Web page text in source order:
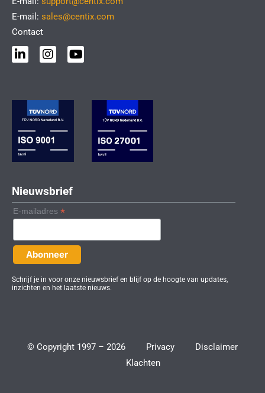
E-mail: sales@centix.com
Contact
i
n
d
n
-
i
n
n
s
g
r
a
m
o
u
Nieuwsbrief
E-mailadres *
Schrijf je in voor onze nieuwsbrief en blijf op de hoogte van updates,
inzichten en het laatste nieuws.
© Copyright 1997 – 2026 Privacy
Disclaimer
Klachten